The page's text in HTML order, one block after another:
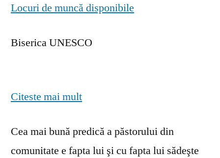
Locuri de muncă disponibile
Biserica UNESCO
Citeste mai mult
Cea mai bună predică a păstorului din
comunitate e fapta lui şi cu fapta lui sădeşte